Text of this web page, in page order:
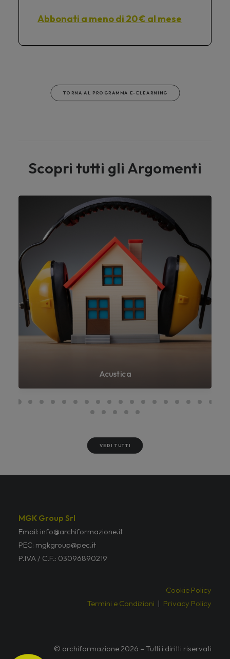
Abbonati a meno di 20 € al mese
TORNA AL PROGRAMMA E-ELEARNING
Scopri tutti gli Argomenti
Acustica
VEDI TUTTI
MGK Group Srl
Email: info@archiformazione.it
PEC: mgkgroup@pec.it
P.IVA / C.F.: 03096890219
Cookie Policy
Termini e Condizioni | Privacy Policy
© archiformazione 2026 – Tutti i diritti riservati